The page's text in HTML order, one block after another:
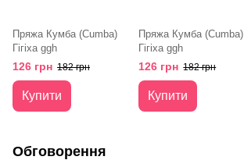
Пряжа Кумба (Cumba)
Гігіха ggh
126 грн 182 грн
Купити
Пряжа Кумба (Cumba)
Гігіха ggh
126 грн 182 грн
Купити
Обговорення